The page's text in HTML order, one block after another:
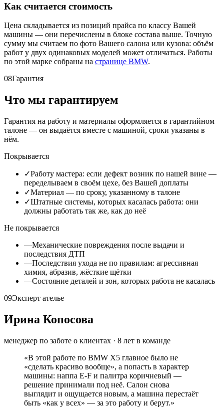
Как считается стоимость
Цена складывается из позиций прайса по классу Вашей
машины — они перечислены в блоке состава выше. Точную
сумму мы считаем по фото Вашего салона или кузова: объём
работ у двух одинаковых моделей может отличаться. Работы
по этой марке собраны на странице BMW.
08Гарантия
Что мы гарантируем
Гарантия на работу и материалы оформляется в гарантийном
талоне — он выдаётся вместе с машиной, сроки указаны в
нём.
Покрывается
✓Работу мастера: если дефект возник по нашей вине —
переделываем в своём цехе, без Вашей доплаты
✓Материал — по сроку, указанному в талоне
✓Штатные системы, которых касалась работа: они
должны работать так же, как до неё
Не покрывается
—Механические повреждения после выдачи и
последствия ДТП
—Последствия ухода не по правилам: агрессивная
химия, абразив, жёсткие щётки
—Состояние деталей и зон, которых работа не касалась
09Эксперт ателье
Ирина Копосова
менеджер по заботе о клиентах · 8 лет в команде
«В этой работе по BMW X5 главное было не
«сделать красиво вообще», а попасть в характер
машины: наппа E-F и палитра коричневый —
решение принимали под неё. Салон снова
выглядит и ощущается новым, а машина перестаёт
быть «как у всех» — за это работу и берут.»